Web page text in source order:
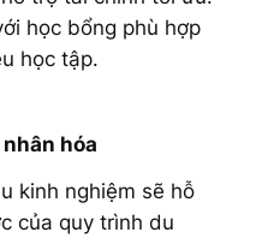
học bổng phù hợp
học tập.
hóa
kinh nghiệm sẽ hỗ
của quy trình du